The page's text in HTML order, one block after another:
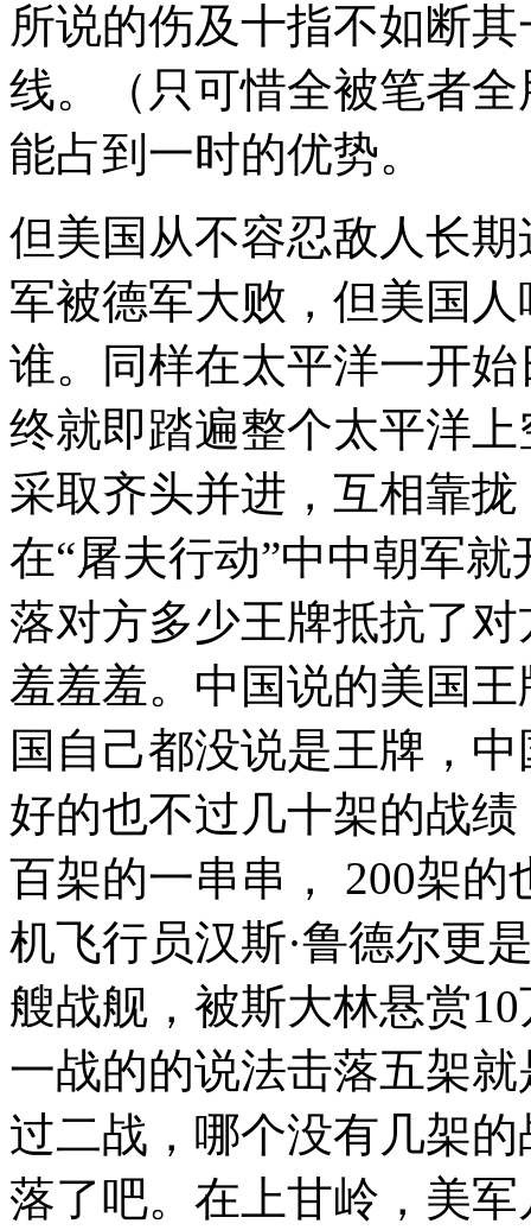
所说的伤及十指不如断
线。（只可惜全被笔者
能占到一时的优势。
但美国从不容忍敌人长
军被德军大败，但美国
谁。同样在太平洋一开
终就即踏遍整个太平洋
采取齐头并进，互相靠
在“屠夫行动”中中朝军
落对方多少王牌抵抗了
羞羞羞。中国说的美国
国自己都没说是王牌，
好的也不过几十架的战
百架的一串串， 200架
机飞行员汉斯·鲁德尔更
艘战舰，被斯大林悬赏
一战的的说法击落五架
过二战，哪个没有几架
落了吧。在上甘岭，美